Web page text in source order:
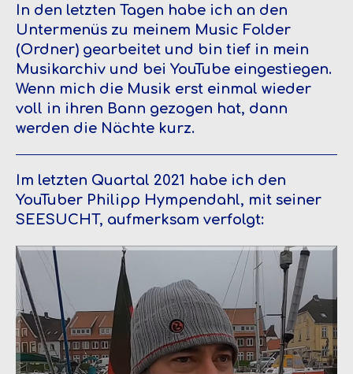
In den letzten Tagen habe ich an den
Untermenüs zu meinem Music Folder
(Ordner) gearbeitet und bin tief in mein
Musikarchiv und bei YouTube eingestiegen.
Wenn mich die Musik erst einmal wieder
voll in ihren Bann gezogen hat, dann
werden die Nächte kurz.
Im letzten Quartal 2021 habe ich den
YouTuber Philipp Hympendahl, mit seiner
SEESUCHT, aufmerksam verfolgt: